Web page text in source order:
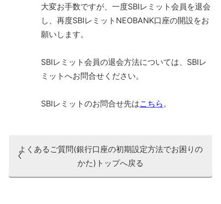
大変お手数ですが、一度SBIレミット会員を退会
し、再度SBIレミットNEOBANK口座の開設をお
願いします。
SBIレミット会員の退会方法については、SBIレ
ミットへお問合せください。
SBIレミットのお問合せ先はこちら。
よくあるご質問(銀行口座の初期設定方法でお困りの
かた)トップへ戻る